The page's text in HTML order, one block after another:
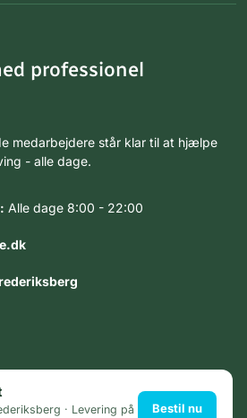
professionel
medarbejdere står klar til at hjælpe
- alle dage.
Alle dage 8:00 - 22:00
· Levering på
Bestil nu